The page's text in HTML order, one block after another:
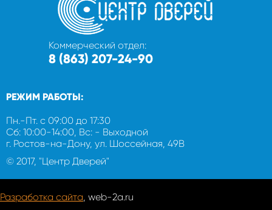
Коммерческий отдел:
8 (863) 207-24-90
РЕЖИМ РАБОТЫ:
Пн.-Пт. с 09:00 до 17:30
Сб: 10:00-14:00, Вс: - Выходной
г. Ростов-на-Дону, ул. Шоссейная, 49В
© 2017, "Центр Дверей"
Разработка сайта, web-2a.ru